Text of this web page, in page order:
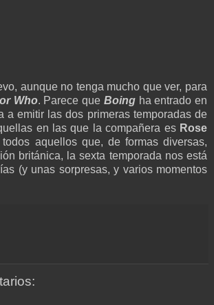
aunque no tenga mucho que ver, para
Who. Parece que Boing ha entrado en
a emitir las dos primeras temporadas de
en las que la compañera es Rose
aquellos que, de formas diversas,
británica, la sexta temporada nos está
(y unas sorpresas, y varios momentos